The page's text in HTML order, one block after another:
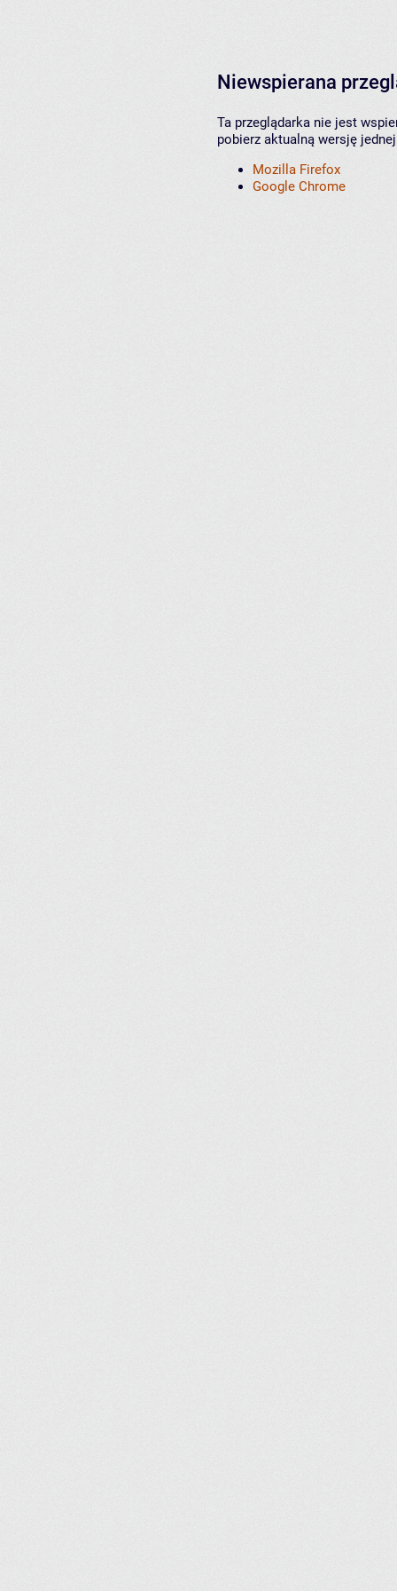
Niewspierana
Ta przeglądarka nie jest
pobierz aktualną wersję
Mozilla Firefox
Google Chrome